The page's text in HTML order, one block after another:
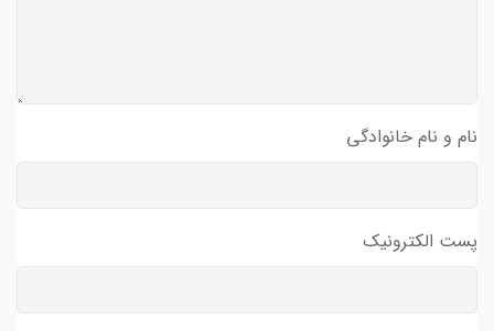
نام و نام خانوادگی
پست الکترونیک